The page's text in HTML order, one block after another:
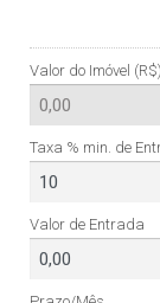
Valor do Imóvel (R$)
Taxa % min. de
Valor de Entrada